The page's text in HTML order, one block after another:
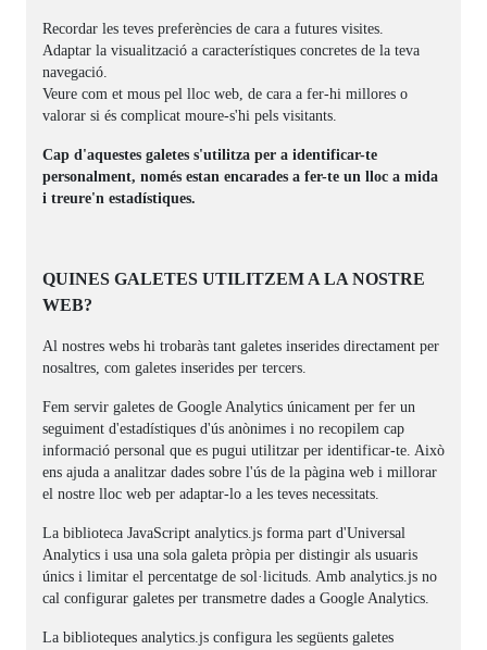
Recordar les teves preferències de cara a futures visites.
Adaptar la visualització a característiques concretes de la teva
navegació.
Veure com et mous pel lloc web, de cara a fer-hi millores o
valorar si és complicat moure-s'hi pels visitants.
Cap d'aquestes galetes s'utilitza per a identificar-te
personalment, només estan encarades a fer-te un lloc a mida
i treure'n estadístiques.
QUINES GALETES UTILITZEM A LA NOSTRE
WEB?
Al nostres webs hi trobaràs tant galetes inserides directament per
nosaltres, com galetes inserides per tercers.
Fem servir galetes de Google Analytics únicament per fer un
seguiment d'estadístiques d'ús anònimes i no recopilem cap
informació personal que es pugui utilitzar per identificar-te. Això
ens ajuda a analitzar dades sobre l'ús de la pàgina web i millorar
el nostre lloc web per adaptar-lo a les teves necessitats.
La biblioteca JavaScript analytics.js forma part d'Universal
Analytics i usa una sola galeta pròpia per distingir als usuaris
únics i limitar el percentatge de sol·licituds. Amb analytics.js no
cal configurar galetes per transmetre dades a Google Analytics.
La biblioteques analytics.js configura les següents galetes